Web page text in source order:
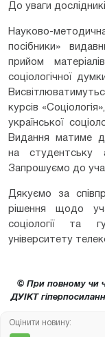
До уваги
Науково-
посібники»
прийом
соціологічної
курсів
української
Видання матиме
на студентську
Запрошуємо до
Дякуємо за
рішення щодо
соціології та
університету
© При повному чи
ДУІКТ
Оцінити новину: